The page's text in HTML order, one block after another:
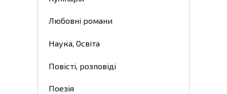
Любовні романи
Наука, Освіта
Повісті, розповіді
Поезія